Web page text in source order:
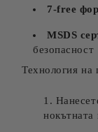
7-free
MSDS
безопасност
Технология на
нокътната